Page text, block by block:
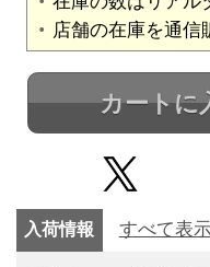
店舗の在庫を通信
カートに
入荷情報 すべて表